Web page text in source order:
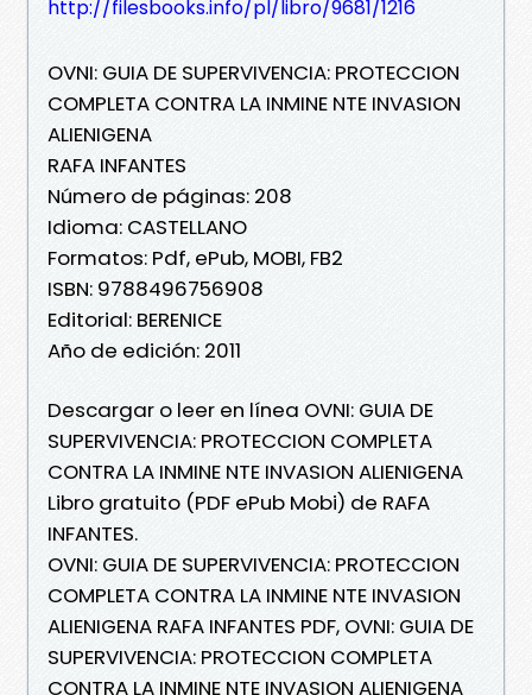
http://filesbooks.info/pl/libro/9681/1216
OVNI: GUIA DE SUPERVIVENCIA: PROTECCION
COMPLETA CONTRA LA INMINE NTE INVASION
ALIENIGENA
RAFA INFANTES
Número de páginas: 208
Idioma: CASTELLANO
Formatos: Pdf, ePub, MOBI, FB2
ISBN: 9788496756908
Editorial: BERENICE
Año de edición: 2011
Descargar o leer en línea OVNI: GUIA DE
SUPERVIVENCIA: PROTECCION COMPLETA
CONTRA LA INMINE NTE INVASION ALIENIGENA
Libro gratuito (PDF ePub Mobi) de RAFA
INFANTES.
OVNI: GUIA DE SUPERVIVENCIA: PROTECCION
COMPLETA CONTRA LA INMINE NTE INVASION
ALIENIGENA RAFA INFANTES PDF, OVNI: GUIA DE
SUPERVIVENCIA: PROTECCION COMPLETA
CONTRA LA INMINE NTE INVASION ALIENIGENA